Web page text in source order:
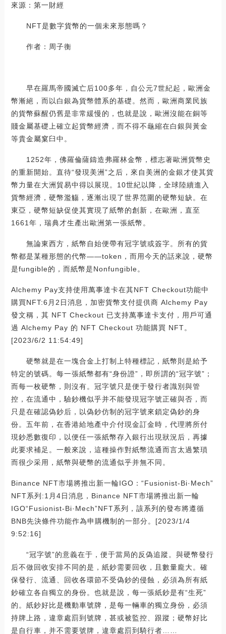
來源：第一財經
NFT是數字貨幣的一個未來形態嗎？
作者：周子衡
早在羅馬帝國滅亡后100多年，自公元7世紀起，歐洲金
幣漸絕，而以白銀為貨幣體系的基礎。然而，歐洲商業民族
的貨幣蘇醒仍舊是非常緩慢的，也就是說，歐洲沒能在銅等
賤金屬基礎上確立起貨幣經濟，而不得不龜縮在白銀與黃金
等貴金屬窠臼中。
1252年，佛羅倫薩鑄造弗羅林金幣，標志著歐洲貨幣史
的重新開始。直待“發現美洲”之后，來自美洲的金銀才使其貨
幣力量在大洲貿易中得以展現。10世紀以降，全球陸續進入
貨幣經濟，硬幣濫觴，逐漸出現了世界范圍的硬幣短缺。在
東亞，硬幣短缺促使其實現了紙幣的創新，在歐洲，直至
1661年，瑞典才生產出歐洲第一張紙幣。
無論東西方，紙幣自始便帶有冠字號或簽字。所有的貨
幣都是某種形態的代幣——token，而用今天的話來說，硬幣
是fungible的，而紙幣是Nonfungible。
Alchemy Pay支持使用萬事達卡在其NFT Checkout功能中
購買NFT:6月2日消息，加密貨幣支付提供商 Alchemy Pay
發文稱，其 NFT Checkout 已支持萬事達卡支付，用戶可通
過 Alchemy Pay 的 NFT Checkout 功能購買 NFT。
[2023/6/2 11:54:49]
硬幣就是在一塊合金上打制上特種標記，紙幣則是給予
特定的號碼。每一張紙幣都有“身份證”，即所謂的“冠字號”；
而每一枚硬幣，則沒有。冠字號只是便于發行者識別與管
控，在流通中，驗鈔機似乎并不能發現冠字號正確與否，而
只是在確認偽鈔后，以偽鈔仿制的冠字號來鎖定偽鈔的身
份。五年前，在香港給地產中介付現金訂金時，代理將所付
現鈔悉數復印，以便任一張紙幣存入銀行出現狀況后，再據
此要求補足。一般來說，這種操作對紙幣流通而言太過繁瑣
而很少采用，紙幣與硬幣的流通似乎并無不同。
Binance NFT市場將推出新一輪IGO：“Fusionist-Bi·Mech”
NFT系列:1月4日消息，Binance NFT市場將推出新一輪
IGO“Fusionist-Bi·Mech”NFT系列，該系列的發布將遵循
BNB先決條件功能作為申購機制的一部分。[2023/1/4
9:52:16]
“冠字號”的意義在于，便于當局的反偽追蹤。與硬幣發行
后不做回收安排不同的是，紙鈔需要回收，且數量龐大。確
保發行、流通、回收各環節不受偽鈔的侵蝕，必須為所有紙
鈔確立各自獨立的身份。也就是說，每一張紙鈔是有“生死”
的。紙鈔好比是機動車號牌，是每一輛車的獨立身份，必須
持牌上路，違章處罰到號牌，甚或被監控、跟蹤；硬幣好比
是自行車，并不需要號牌，違章處罰到騎行者……